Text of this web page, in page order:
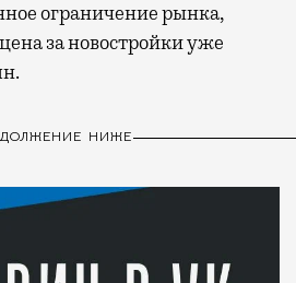
ограничение рынка,
за новостройки уже
НИЖЕ